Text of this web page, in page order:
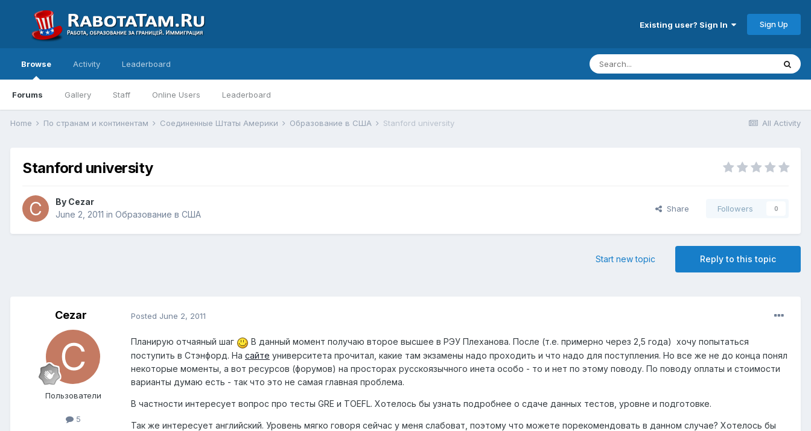
Existing user? Sign In Sign Up
Browse
Forums Gallery Staff Online Users Leaderboard
Activity Leaderboard
All Activity
Home По странам и континентам Соединенные Штаты Америки Образование в США Stanford university
Stanford university
By Cezar
June 2, 2011 in Образование в США
Share Followers 0
Reply to this topic
Start new topic
Cezar
Пользователи
5
Posted June 2, 2011
Планирую отчаяный шаг
В данный момент получаю второе высшее в РЭУ Плеханова. После (т.е. примерно через 2,5 года) хочу попытаться
поступить в Стэнфорд. На сайте университета прочитал, какие там экзамены надо проходить и что надо для поступления. Но все же не до конца понял
некоторые моменты, а вот ресурсов (форумов) на просторах русскоязычного инета особо - то и нет по этому поводу. По поводу оплаты и стоимости
варианты думаю есть - так что это не самая главная проблема.
В частности интересует вопрос про тесты GRE и TOEFL. Хотелось бы узнать подробнее о сдаче данных тестов, уровне и подготовке.
Так же интересует английский. Уровень мягко говоря сейчас у меня слабоват, поэтому что можете порекомендовать в данном случае? Хотелось бы